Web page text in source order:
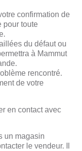
confirmation de
pour toute
du défaut ou
à Mammut
rencontré.
de votre
en contact avec
un magasin
le vendeur. Il